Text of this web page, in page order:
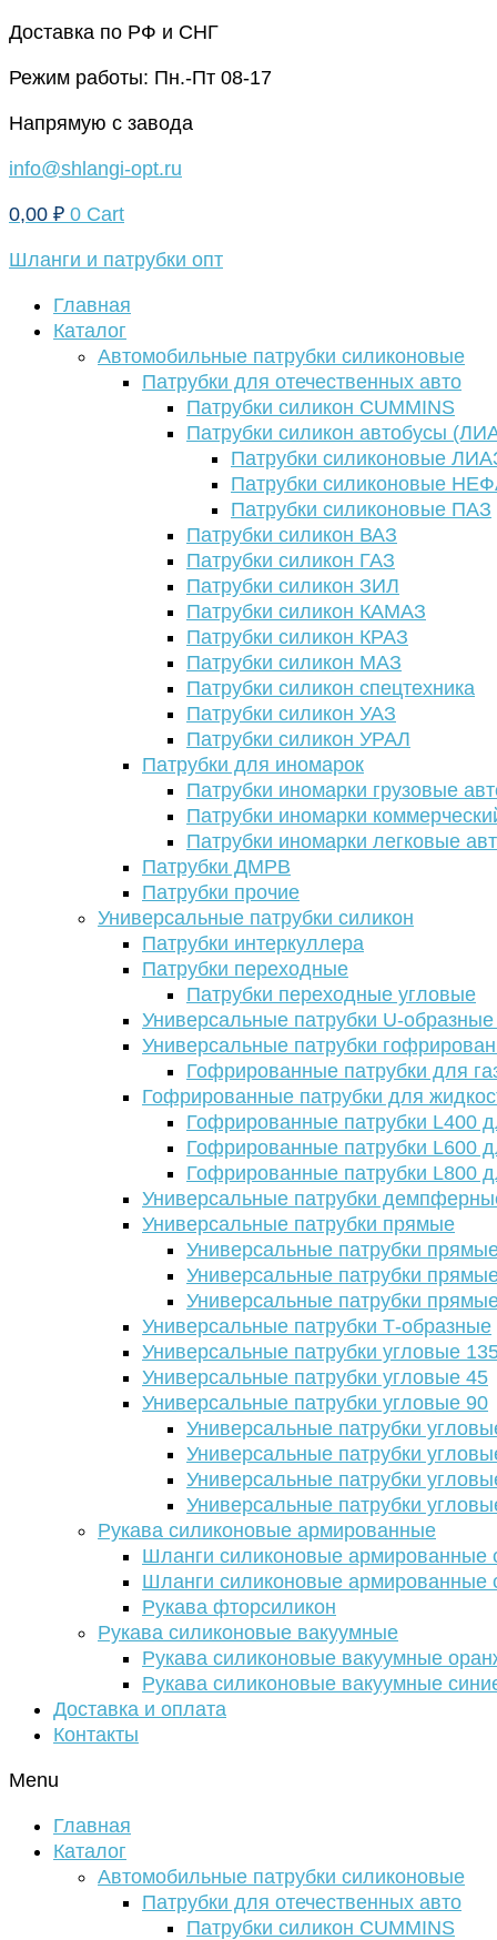
Перейти
содержимому
Доставка по РФ и СНГ
Режим работы: Пн.-Пт 08-17
Напрямую с завода
info@shlangi-opt.ru
0,00 ₽ 0 Cart
Шланги и патрубки опт
Главная
Каталог
Автомобильные патрубки силиконовые
Патрубки для отечественных авто
Патрубки силикон CUMMINS
Патрубки силикон автобусы
Патрубки силиконовые
Патрубки силиконовые
Патрубки силиконовые ПАЗ
Патрубки силикон ВАЗ
Патрубки силикон ГАЗ
Патрубки силикон ЗИЛ
Патрубки силикон КАМАЗ
Патрубки силикон КРАЗ
Патрубки силикон МАЗ
Патрубки силикон спецтехника
Патрубки силикон УАЗ
Патрубки силикон УРАЛ
Патрубки для иномарок
Патрубки иномарки грузовые
Патрубки иномарки
Патрубки иномарки легковые
Патрубки ДМРВ
Патрубки прочие
Универсальные патрубки силикон
Патрубки интеркуллера
Патрубки переходные
Патрубки переходные угловые
Универсальные патрубки U-
Универсальные патрубки
Гофрированные патрубки для
Гофрированные патрубки для
Гофрированные патрубки L400
Гофрированные патрубки L600
Гофрированные патрубки L800
Универсальные патрубки
Универсальные патрубки прямые
Универсальные патрубки
Универсальные патрубки
Универсальные патрубки
Универсальные патрубки Т-образные
Универсальные патрубки угловые
Универсальные патрубки угловые 45
Универсальные патрубки угловые 90
Универсальные патрубки
Универсальные патрубки
Универсальные патрубки
Универсальные патрубки
Рукава силиконовые армированные
Шланги силиконовые армированные
Шланги силиконовые армированные
Рукава фторсиликон
Рукава силиконовые вакуумные
Рукава силиконовые вакуумные
Рукава силиконовые вакуумные
Доставка и оплата
Контакты
Menu
Главная
Каталог
Автомобильные патрубки силиконовые
Патрубки для отечественных авто
Патрубки силикон CUMMINS